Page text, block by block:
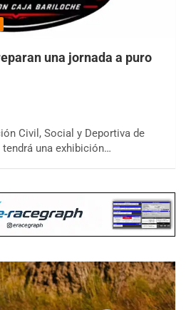
una jornada a puro
Civil, Social y Deportiva de
una exhibición…